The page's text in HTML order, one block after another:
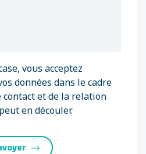
vous acceptez
données dans le cadre
contact et de la relation
en découler.